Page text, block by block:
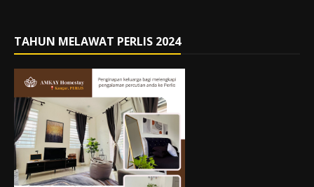
TAHUN MELAWAT PERLIS 2024